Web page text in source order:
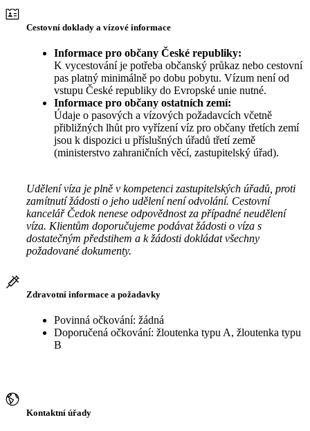
Cestovní doklady a vízové informace
Informace pro občany České republiky:
K vycestování je potřeba občanský průkaz nebo cestovní
pas platný minimálně po dobu pobytu. Vízum není od
vstupu České republiky do Evropské unie nutné.
Informace pro občany ostatních zemí:
Údaje o pasových a vízových požadavcích včetně
přibližných lhůt pro vyřízení víz pro občany třetích zemí
jsou k dispozici u příslušných úřadů třetí země
(ministerstvo zahraničních věcí, zastupitelský úřad).
Udělení víza je plně v kompetenci zastupitelských úřadů, proti
zamítnutí žádosti o jeho udělení není odvolání. Cestovní
kancelář Čedok nenese odpovědnost za případné neudělení
víza. Klientům doporučujeme podávat žádosti o víza s
dostatečným předstihem a k žádosti dokládat všechny
požadované dokumenty.
Zdravotní informace a požadavky
Povinná očkování: žádná
Doporučená očkování: žloutenka typu A, žloutenka typu
B
Kontaktní úřady